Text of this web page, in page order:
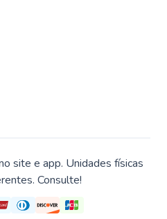
site e app. Unidades físicas
Consulte!